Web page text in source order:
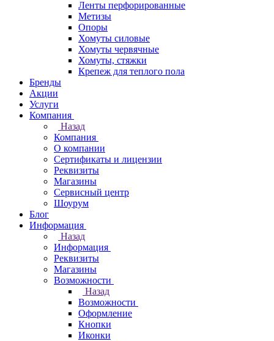
Ленты перфорированные
Метизы
Опоры
Хомуты силовые
Хомуты червячные
Хомуты, стяжки
Крепеж для теплого пола
Бренды
Акции
Услуги
Компания
Назад
Компания
О компании
Сертификаты и лицензии
Реквизиты
Магазины
Сервисный центр
Шоурум
Блог
Информация
Назад
Информация
Реквизиты
Магазины
Возможности
Назад
Возможности
Оформление
Кнопки
Иконки